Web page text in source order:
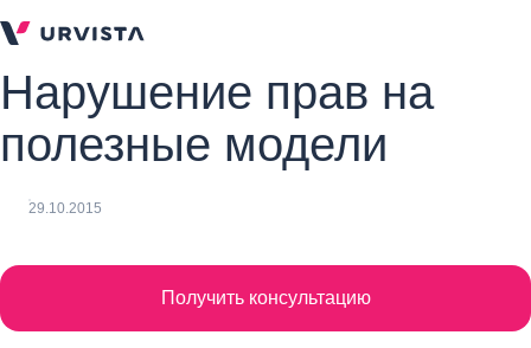
Нарушение прав на
полезные модели
29.10.2015
Получить консультацию